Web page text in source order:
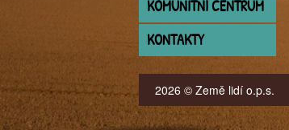
KOMUNITNÍ CENTRUM
KONTAKTY
2026 © Země lidí o.p.s.